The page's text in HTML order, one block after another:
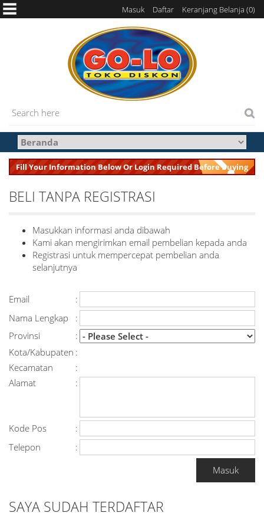
Masuk Daftar Keranjang Belanja (0)
Fill Your Information Below Or Login Required Before Buying
BELI TANPA REGISTRASI
Masukkan informasi anda dibawah
Kami akan mengirimkan email pembelian kepada anda
Registrasi untuk mempercepat pembelian anda
selanjutnya
Email
:
Nama Lengkap
:
Provinsi
:
Kota/Kabupaten :
Kecamatan
:
Alamat
:
Kode Pos
:
Telepon
:
SAYA SUDAH TERDAFTAR